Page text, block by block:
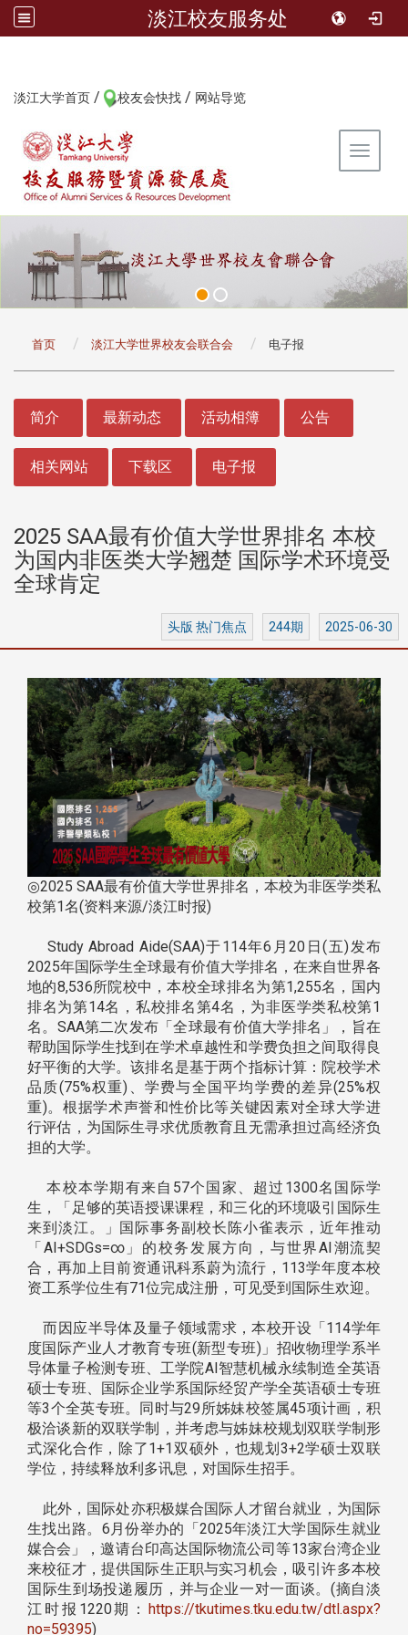
淡江校友服务处
淡江大学首页 / 校友会快找 / 网站导览
Toggle
首页 淡江大学世界校友会联合会 电子报
简介 最新动态 活动相簿 公告
相关网站 下载区 电子报
2025 SAA最有价值大学世界排名 本校
为国内非医类大学翘楚 国际学术环境受
全球肯定
头版 热门焦点 244期 2025-06-30
◎2025 SAA最有价值大学世界排名，本校为非医学类私
校第1名(资料来源/淡江时报)
Study Abroad Aide(SAA)于114年6月20日(五)发布
2025年国际学生全球最有价值大学排名，在来自世界各
地的8,536所院校中，本校全球排名为第1,255名，国内
排名为第14名，私校排名第4名，为非医学类私校第1
名。SAA第二次发布「全球最有价值大学排名」，旨在
帮助国际学生找到在学术卓越性和学费负担之间取得良
好平衡的大学。该排名是基于两个指标计算：院校学术
品质(75%权重)、学费与全国平均学费的差异(25%权
重)。根据学术声誉和性价比等关键因素对全球大学进
行评估，为国际生寻求优质教育且无需承担过高经济负
担的大学。
本校本学期有来自57个国家、超过1300名国际学
生，「足够的英语授课课程，和三化的环境吸引国际生
来到淡江。」国际事务副校长陈小雀表示，近年推动
「AI+SDGs=∞」的校务发展方向，与世界AI潮流契
合，再加上目前资通讯科系蔚为流行，113学年度本校
资工系学位生有71位完成注册，可见受到国际生欢迎。
而因应半导体及量子领域需求，本校开设「114学年
度国际产业人才教育专班(新型专班)」招收物理学系半
导体量子检测专班、工学院AI智慧机械永续制造全英语
硕士专班、国际企业学系国际经贸产学全英语硕士专班
等3个全英专班。同时与29所姊妹校签属45项计画，积
极洽谈新的双联学制，并考虑与姊妹校规划双联学制形
式深化合作，除了1+1双硕外，也规划3+2学硕士双联
学位，持续释放利多讯息，对国际生招手。
此外，国际处亦积极媒合国际人才留台就业，为国际
生找出路。6月份举办的「2025年淡江大学国际生就业
媒合会」，邀请台印高达国际物流公司等13家台湾企业
来校征才，提供国际生正职与实习机会，吸引许多本校
国际生到场投递履历，并与企业一对一面谈。(摘自淡
江时报1220期： https://tkutimes.tku.edu.tw/dtl.aspx?
no=59395)